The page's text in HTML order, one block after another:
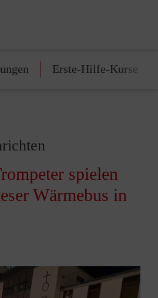
Erste-Hilfe-Kurse
spielen
Wärmebus in